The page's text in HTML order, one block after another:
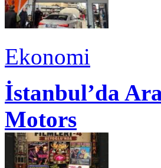
Ekonomi
İstanbul’da
Motors